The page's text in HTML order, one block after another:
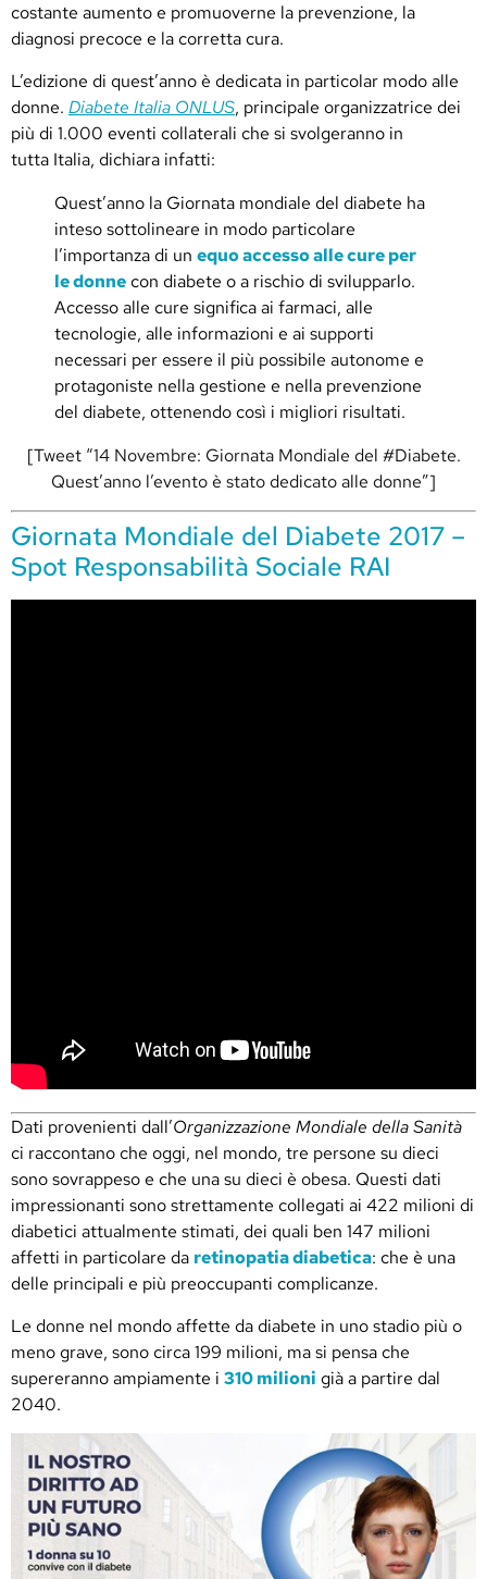
costante aumento e promuoverne la prevenzione, la
diagnosi precoce e la corretta cura.
L’edizione di quest’anno è dedicata in particolar modo alle
donne. Diabete Italia ONLUS, principale organizzatrice dei
più di 1.000 eventi collaterali che si svolgeranno in
tutta Italia, dichiara infatti:
Quest’anno la Giornata mondiale del diabete ha
inteso sottolineare in modo particolare
l’importanza di un equo accesso alle cure per
le donnecon diabete o a rischio di svilupparlo.
Accesso alle cure significa ai farmaci, alle
tecnologie, alle informazioni e ai supporti
necessari per essere il più possibile autonome e
protagoniste nella gestione e nella prevenzione
del diabete, ottenendo così i migliori risultati.
[Tweet “14 Novembre: Giornata Mondiale del #Diabete.
Quest’anno l’evento è stato dedicato alle donne”]
Giornata Mondiale del Diabete 2017 –
Spot Responsabilità Sociale RAI
Dati provenienti dall’Organizzazione Mondiale della Sanità
ci raccontano che oggi, nel mondo, tre persone su dieci
sono sovrappeso e che una su dieci è obesa. Questi dati
impressionanti sono strettamente collegati ai 422 milioni di
diabetici attualmente stimati, dei quali ben 147 milioni
affetti in particolare da retinopatia diabetica: che è una
delle principali e più preoccupanti complicanze.
Le donne nel mondo affette da diabete in uno stadio più o
meno grave, sono circa 199 milioni, ma si pensa che
supereranno ampiamente i 310 milioni già a partire dal
2040.